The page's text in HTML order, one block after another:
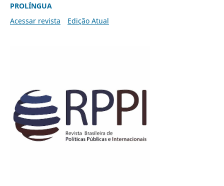
PROLÍNGUA
Acessar revista
Edição Atual